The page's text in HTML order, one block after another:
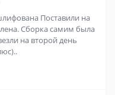
Поставили на
Сборка самим была
на второй день